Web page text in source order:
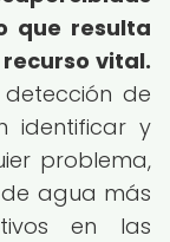
que resulta
vital.
de
identificar y
problema,
agua más
en las